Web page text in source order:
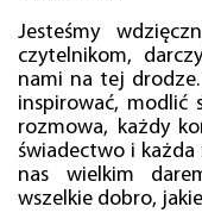
Jesteśmy
czytelnikom,
nami na tej
inspirować, modlić
rozmowa, każdy
świadectwo i każda
nas wielkim
wszelkie dobro,